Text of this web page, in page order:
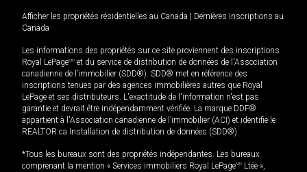
Afficher les propriétés résidentielles au Canada
Dernières inscriptions au
Canada
Les informations des propriétés sur ce site proviennent des inscriptions
Royal LePageMD et du service de distribution de données de l'Association
canadienne de l’immobilier (SDD®). SDD® met en référence des
inscriptions tenues par des agences immobilières autres que Royal
LePage et ses distributeurs. L'exactitude de l'information n'est pas
garantie et devrait être indépendamment vérifiée. La marque DDF®
appartient à l'Association canadienne de l’immobilier (ACI) et identifie le
REALTOR.ca Installation de distribution de données (SDD®).
*Tous les bureaux sont des propriétés indépendantes. Les bureaux
comprenant la mention « Services immobiliers Royal LePageMD Ltée »,